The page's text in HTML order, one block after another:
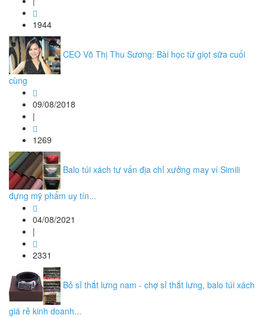
1944
CEO Võ Thị Thu Sương: Bài học từ giọt sữa cuối
cùng
09/08/2018
|
1269
Balo túi xách tư vấn địa chỉ xưởng may ví Simili
đựng mỹ phẩm uy tín...
04/08/2021
|
2331
Bỏ sỉ thắt lưng nam - chợ sỉ thắt lưng, balo túi xách
giá rẻ kinh doanh...